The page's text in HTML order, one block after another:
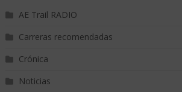
AE Trail RADIO
Carreras recomendadas
Crónica
Noticias